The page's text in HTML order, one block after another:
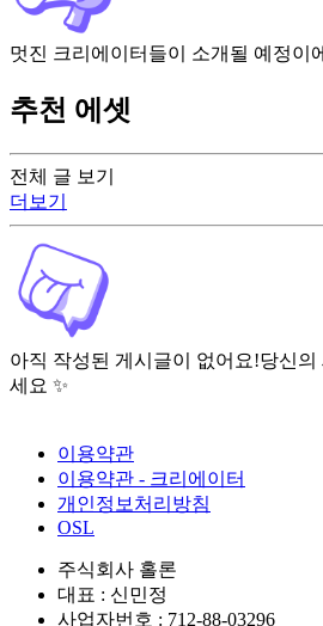
전체 글 보기
더보기
아직 작성된 게시글이 없어요!당신의
세요 ✨
멋진 크리에이터들이 소개될 예정이
추천 에셋
이용약관
이용약관 - 크리에이터
개인정보처리방침
OSL
주식회사 홀론
대표 : 신민정
사업자번호 : 712-88-03296